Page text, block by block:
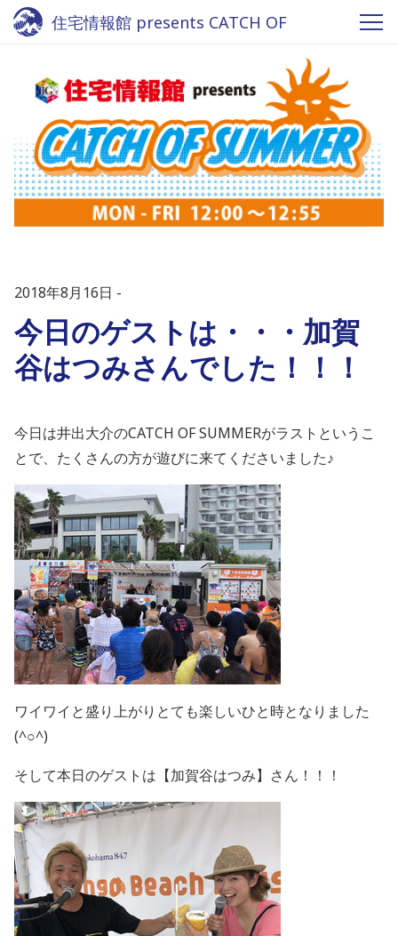
住宅情報館 presents CATCH OF
2018年8月16日
今日のゲストは・・・加賀
谷はつみさんでした！！！
今日は井出大介のCATCH OF SUMMERがラストというこ
とで、たくさんの方が遊びに来てくださいました♪
ワイワイと盛り上がりとても楽しいひと時となりました
(^○^)
そして本日のゲストは【加賀谷はつみ】さん！！！